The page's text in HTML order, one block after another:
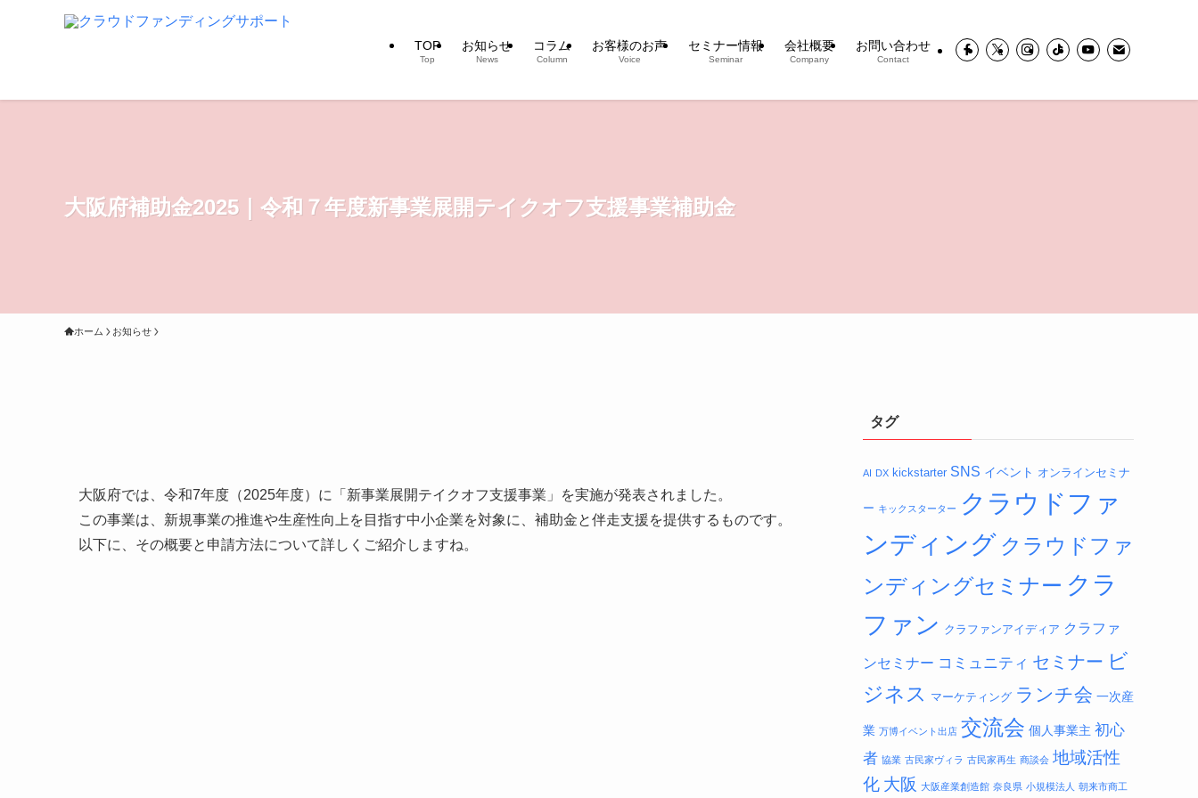
TOP
Top
お知らせ
News
コラム
Column
お客様のお声
Voice
セミナー情報
Seminar
会社概要
Company
お問い合わせ
Contact
大阪府補助金2025｜令和７年度新事業展開テイクオフ支援事業補助金
ホーム お知らせ
大阪府では、令和7年度（2025年度）に「新事業展開テイクオフ支援事業」を実施が発表されました。
この事業は、新規事業の推進や生産性向上を目指す中小企業を対象に、補助金と伴走支援を提供するものです。
以下に、その概要と申請方法について詳しくご紹介しますね。
タグ
AI DX kickstarter SNS イベント オンラインセミナ
ー キックスターター
クラウドファ
ンディング クラウドファ
ンディングセミナー クラ
ファン クラファンアイディア クラファ
ンセミナー コミュニティ セミナー ビ
ジネス
マーケティング ランチ会 一次産
業 万博イベント出店 交流会 個人事業主 初心
者 協業 古民家ヴィラ 古民家再生 商談会 地域活性
化 大阪 大阪産業創造館 奈良県 小規模法人 朝来市商工